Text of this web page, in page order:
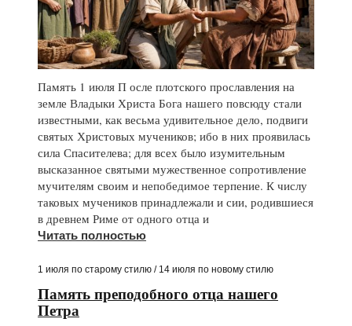
Память 1 июля П осле плотского прославления на
земле Владыки Христа Бога нашего повсюду стали
известными, как весьма удивительное дело, подвиги
святых Христовых мучеников; ибо в них проявилась
сила Спасителева; для всех было изумительным
высказанное святыми мужественное сопротивление
мучителям своим и непобедимое терпение. К числу
таковых мучеников принадлежали и сии, родившиеся
в древнем Риме от одного отца и
Читать полностью
1 июля по старому стилю / 14 июля по новому стилю
Память преподобного отца нашего
Петра